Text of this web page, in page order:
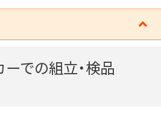
での組立・検品